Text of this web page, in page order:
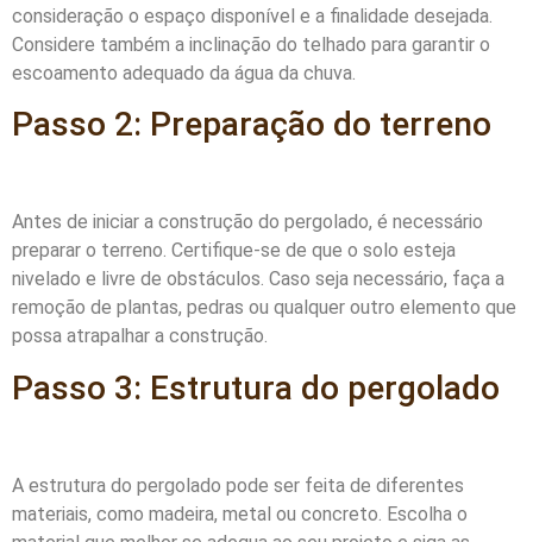
consideração o espaço disponível e a finalidade desejada.
Considere também a inclinação do telhado para garantir o
escoamento adequado da água da chuva.
Passo 2: Preparação do terreno
Antes de iniciar a construção do pergolado, é necessário
preparar o terreno. Certifique-se de que o solo esteja
nivelado e livre de obstáculos. Caso seja necessário, faça a
remoção de plantas, pedras ou qualquer outro elemento que
possa atrapalhar a construção.
Passo 3: Estrutura do pergolado
A estrutura do pergolado pode ser feita de diferentes
materiais, como madeira, metal ou concreto. Escolha o